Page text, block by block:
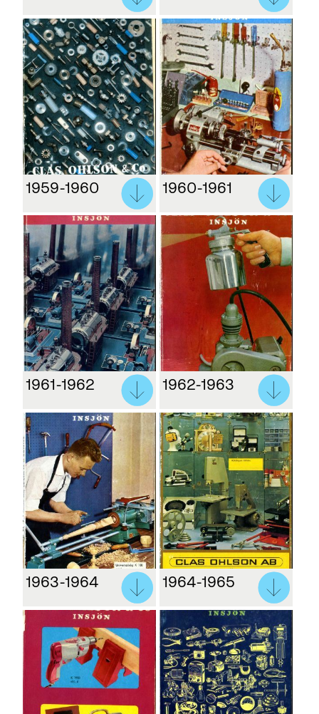
1959-1960 1960-1961
1961-1962 1962-1963
1963-1964 1964-1965